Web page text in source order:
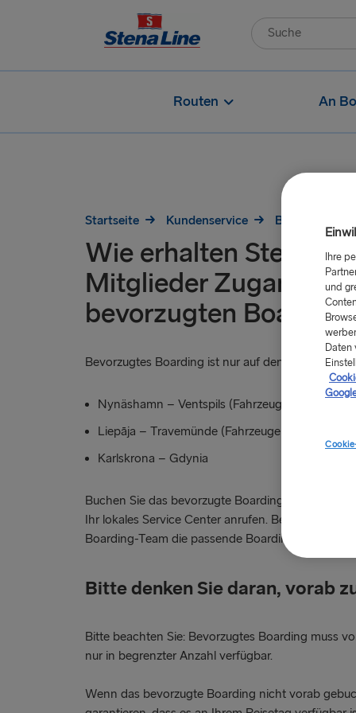
Routen An
Startseite Kundenservice
Wie erhalten Stena
Mitglieder Zugang
bevorzugten
Bevorzugtes Boarding ist nur auf den folgenden
Nynäshamn – Ventspils (Fahrzeuge unter 6 m
Liepāja – Travemünde (Fahrzeuge unter 6 m
Karlskrona – Gdynia
Buchen Sie das bevorzugte Boarding vorab,
Ihr lokales Service Center anrufen. Bei Ihrer
Boarding-Team die passende Boarding-Spur zu.
Bitte denken Sie daran, vorab
Bitte beachten Sie: Bevorzugtes Boarding muss
nur in begrenzter Anzahl verfügbar.
Wenn das bevorzugte Boarding nicht vorab
Ihre
und
Daten